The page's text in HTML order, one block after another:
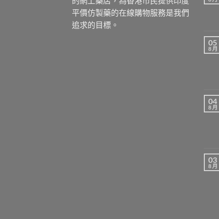
平價仿製藥的在線購物服務是我們
追求的目標。
05
8 月
04
8 月
03
8 月